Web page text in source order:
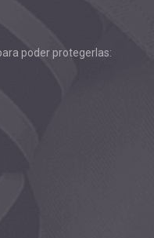
poder protegerlas: